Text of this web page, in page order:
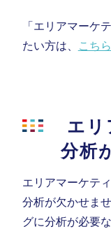
「エリアマーケ
たい方は、
こち
エリ
分析
エリアマーケテ
分析が欠かせませ
グに分析が必要